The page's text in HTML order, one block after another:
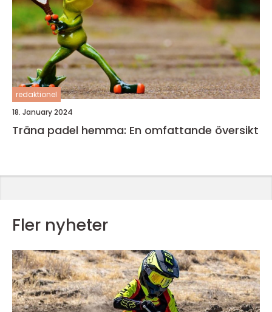
redaktionel
18. January 2024
Träna padel hemma: En omfattande översikt
Fler nyheter